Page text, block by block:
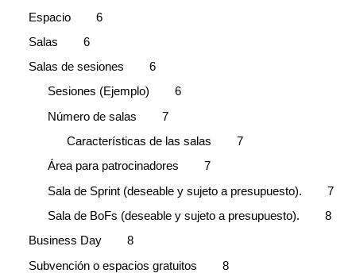
Espacio
6
Salas
6
Salas de sesiones
6
Sesiones (Ejemplo)
6
Número de salas
7
Características de las salas
7
Área para patrocinadores
7
Sala de Sprint (deseable y sujeto a presupuesto).
7
Sala de BoFs (deseable y sujeto a presupuesto).
8
Business Day
8
Subvención o espacios gratuitos
8